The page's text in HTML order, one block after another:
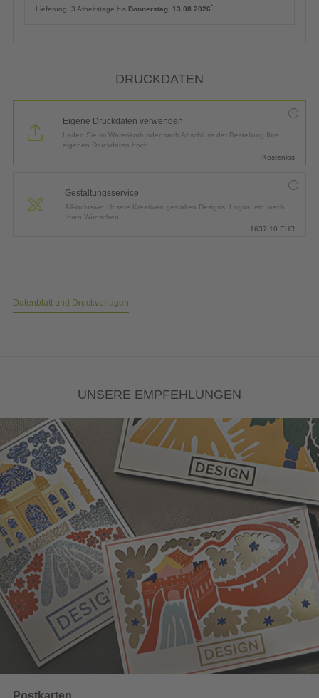
Lieferung: 3 Arbeitstage bis Donnerstag, 13.08.2026*
DRUCKDATEN
Eigene Druckdaten verwenden
Laden Sie im Warenkorb oder nach Abschluss der Bestellung Ihre
eigenen Druckdaten hoch.
Kostenlos
Gestaltungsservice
All-inclusive: Unsere Kreativen gestalten Designs, Logos, etc. nach
Ihren Wünschen.
1637,10 EUR
Datenblatt und Druckvorlagen
UNSERE EMPFEHLUNGEN